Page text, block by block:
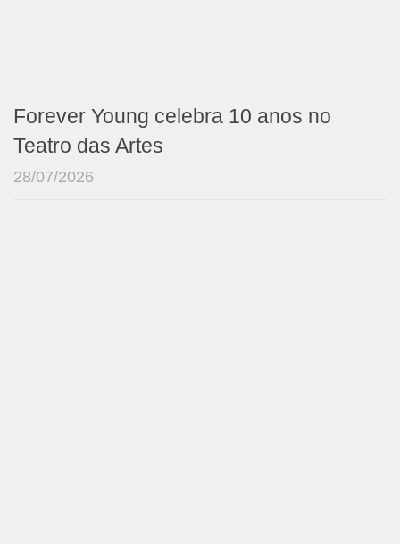
Forever Young celebra 10 anos no
Teatro das Artes
28/07/2026